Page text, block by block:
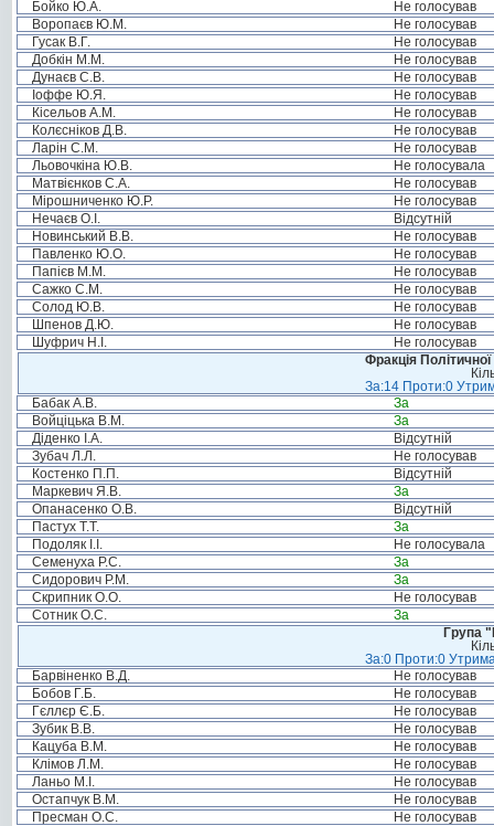
Бойко Ю.А.
Не голосував
Воропаєв Ю.М.
Не голосував
Гусак В.Г.
Не голосував
Добкін М.М.
Не голосував
Дунаєв С.В.
Не голосував
Іоффе Ю.Я.
Не голосував
Кісельов А.М.
Не голосував
Колєсніков Д.В.
Не голосував
Ларін С.М.
Не голосував
Льовочкіна Ю.В.
Не голосувала
Матвієнков С.А.
Не голосував
Мірошниченко Ю.Р.
Не голосував
Нечаєв О.І.
Відсутній
Новинський В.В.
Не голосував
Павленко Ю.О.
Не голосував
Папієв М.М.
Не голосував
Сажко С.М.
Не голосував
Солод Ю.В.
Не голосував
Шпенов Д.Ю.
Не голосував
Шуфрич Н.І.
Не голосував
Фракція
За:14 Проти:0
Бабак А.В.
За
Войціцька В.М.
За
Діденко І.А.
Відсутній
Зубач Л.Л.
Не голосував
Костенко П.П.
Відсутній
Маркевич Я.В.
За
Опанасенко О.В.
Відсутній
Пастух Т.Т.
За
Подоляк І.І.
Не голосувала
Семенуха Р.С.
За
Сидорович Р.М.
За
Скрипник О.О.
Не голосував
Сотник О.С.
За
Група
За:0 Проти:0
Барвіненко В.Д.
Не голосував
Бобов Г.Б.
Не голосував
Гєллєр Є.Б.
Не голосував
Зубик В.В.
Не голосував
Кацуба В.М.
Не голосував
Клімов Л.М.
Не голосував
Ланьо М.І.
Не голосував
Остапчук В.М.
Не голосував
Пресман О.С.
Не голосував